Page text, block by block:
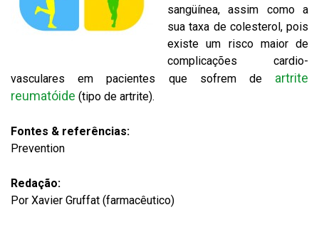
sangüínea, assim como a
sua taxa de colesterol, pois
existe um risco maior de
complicações cardio-
vasculares em pacientes que sofrem de artrite
reumatóide (tipo de artrite).
Fontes & referências:
Prevention
Redação:
Por Xavier Gruffat (farmacêutico)